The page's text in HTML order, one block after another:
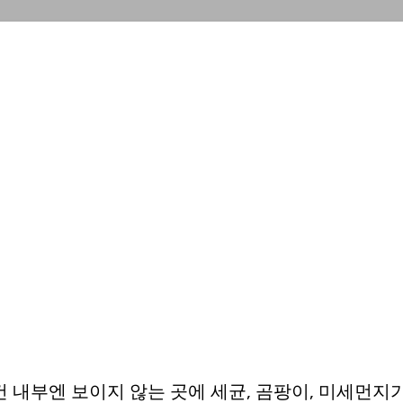
기본 콘텐츠로 건너뛰기
내부엔 보이지 않는 곳에 세균, 곰팡이, 미세먼지